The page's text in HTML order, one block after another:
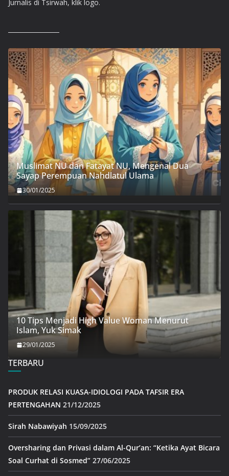
Jurnalis di Tsirwah, klik logo.
Muslimat NU dan Fatayat NU, Mengenal Dua
Sayap Perempuan Nahdlatul Ulama
30/01/2025
10 Tips Menjadi High Value Woman Menurut
Islam, Yuk Simak
29/01/2025
TERBARU
PRODUK RELASI KUASA-IDIOLOGI PADA TAFSIR ERA
PERTENGAHAN 21/12/2025
Sirah Nabawiyah 15/09/2025
Oversharing dan Privasi dalam Al-Qur’an: “Ketika Ayat Bicara
Soal Curhat di Sosmed” 27/06/2025